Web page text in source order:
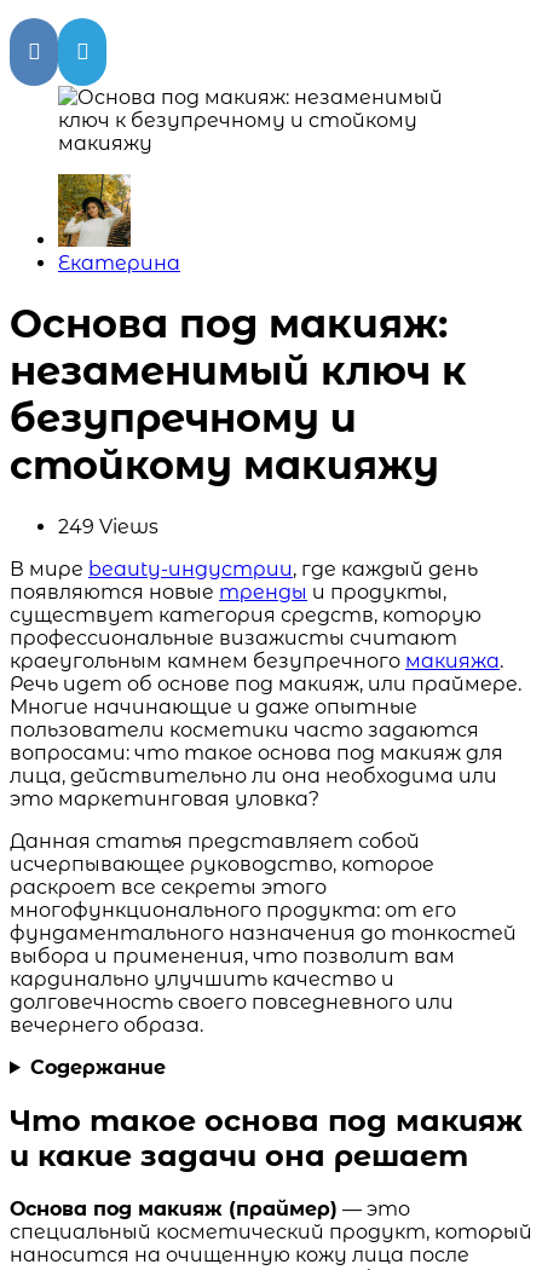
Posted
Екатерина
Основа под макияж:
незаменимый ключ к
безупречному и
стойкому макияжу
249 Views
В мире beauty-индустрии, где каждый день
появляются новые тренды и продукты,
существует категория средств, которую
профессиональные визажисты считают
краеугольным камнем безупречного макияжа.
Речь идет об основе под макияж, или праймере.
Многие начинающие и даже опытные
пользователи косметики часто задаются
вопросами: что такое основа под макияж для
лица, действительно ли она необходима или
это маркетинговая уловка?
Данная статья представляет собой
исчерпывающее руководство, которое
раскроет все секреты этого
многофункционального продукта: от его
фундаментального назначения до тонкостей
выбора и применения, что позволит вам
кардинально улучшить качество и
долговечность своего повседневного или
вечернего образа.
Содержание
Что такое основа под макияж
и какие задачи она решает
Основа под макияж (праймер) — это
специальный косметический продукт, который
наносится на очищенную кожу лица после